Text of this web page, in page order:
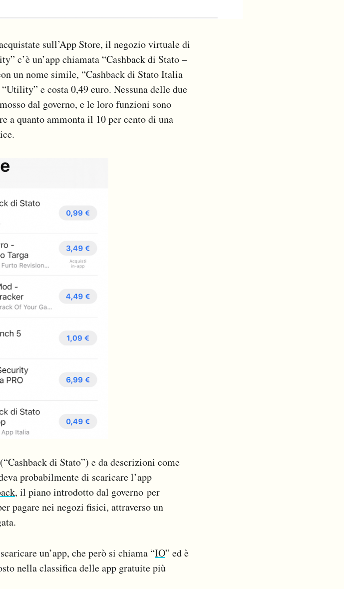
sull’App Store, il negozio virtuale di
c’è un’app chiamata “Cashback di Stato –
un nome simile, “Cashback di Stato Italia
e costa 0,49 euro. Nessuna delle due
dal governo, e le loro funzioni sono
quanto ammonta il 10 per cento di una
di Stato”) e da descrizioni come
probabilmente di scaricare l’app
, il piano introdotto dal governo per
pagare nei negozi fisici, attraverso un
un’app, che però si chiama “IO” ed è
nella classifica delle app gratuite più